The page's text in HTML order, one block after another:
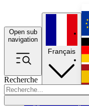
Open sub
navigation
Recherche
Français